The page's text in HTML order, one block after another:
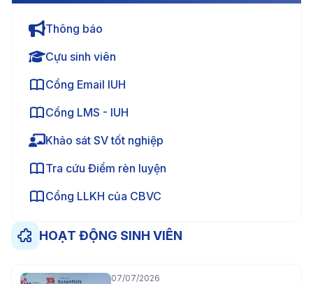
Thông báo
Cựu sinh viên
Cổng Email IUH
Cổng LMS - IUH
Khảo sát SV tốt nghiệp
Tra cứu Điểm rèn luyện
Cổng LLKH của CBVC
HOẠT ĐỘNG SINH VIÊN
07/07/2026